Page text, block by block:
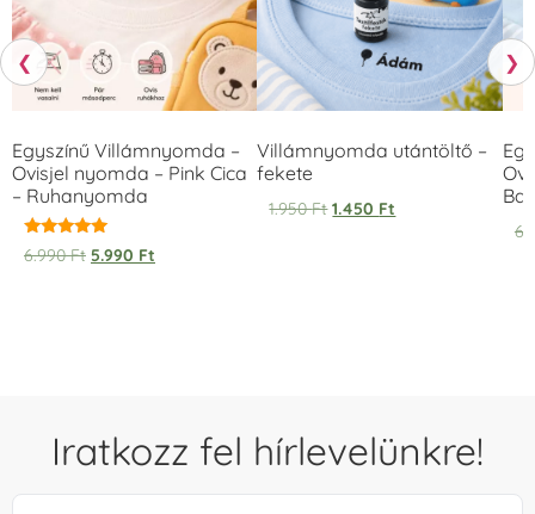
❮
Egyszínű Villámnyomda –
Ovisjel nyomda – Pink Cica
– Ruhanyomda
Értékelés:
5.00
6.990Ft 5.990 Ft
Villámnyomda utántöltő –
fekete
1.950Ft 1.450 Ft
❯
Iratkozz fel hírlevelünkre!